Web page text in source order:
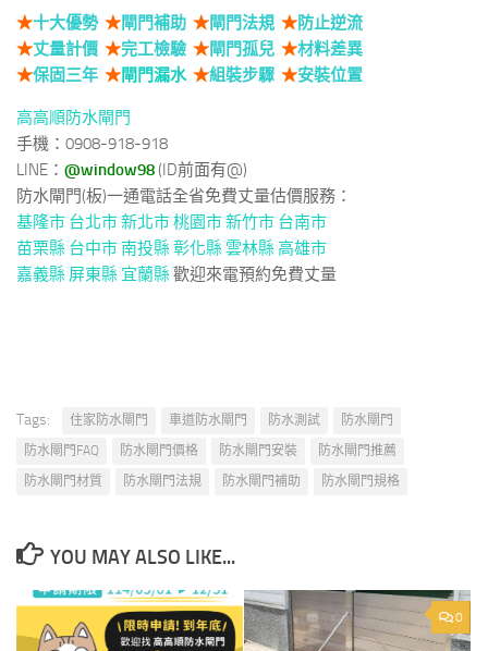
★十大優勢 ★閘門補助 ★閘門法規 ★防止逆流
★丈量計價 ★完工檢驗 ★閘門孤兒 ★材料差異
★保固三年 ★閘門漏水 ★組裝步驟 ★安裝位置
高高順防水閘門
手機：0908-918-918
LINE： @window98(ID前面有@)
防水閘門(板)一通電話全省免費丈量估價服務：
基隆市 台北市 新北市桃園市新竹市 台南市
苗栗縣 台中市南投縣彰化縣雲林縣高雄市
嘉義縣 屏東縣 宜蘭縣歡迎來電預約免費丈量
Tags: 住家防水閘門 車道防水閘門 防水測試
防水閘門
防水閘門FAQ
防水閘門價格 防水閘門安裝
防水閘門推薦
防水閘門材質
防水閘門法規 防水閘門補助 防水閘門規格
YOU MAY ALSO LIKE...
0